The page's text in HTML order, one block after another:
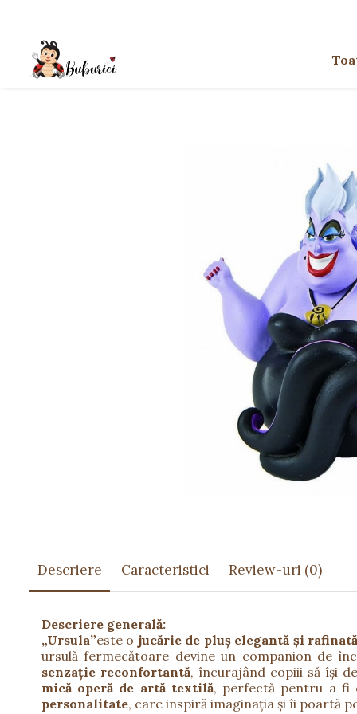
Categorii
Descriere Caracteristici Review-uri (0)
Descriere generală:
„Ursula”este o jucărie de pluș elegantă și rafinată
ursulă fermecătoare devine un companion de
senzație reconfortantă, încurajând copiii să își
mică operă de artă textilă, perfectă pentru a fi
personalitate, care inspiră imaginația și îi poartă